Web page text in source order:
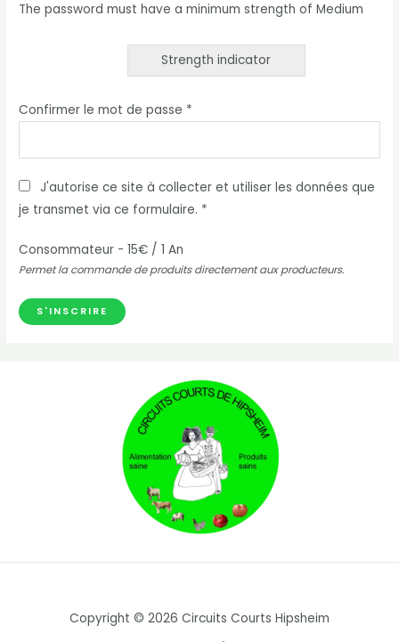
The password must have a minimum strength of Medium
Strength indicator
Confirmer le mot de passe *
J'autorise ce site à collecter et utiliser les données que
je transmet via ce formulaire. *
Consommateur -15€ /1 An
Permet la commande de produits directement aux producteurs.
Copyright © 2026 Circuits Courts Hipsheim